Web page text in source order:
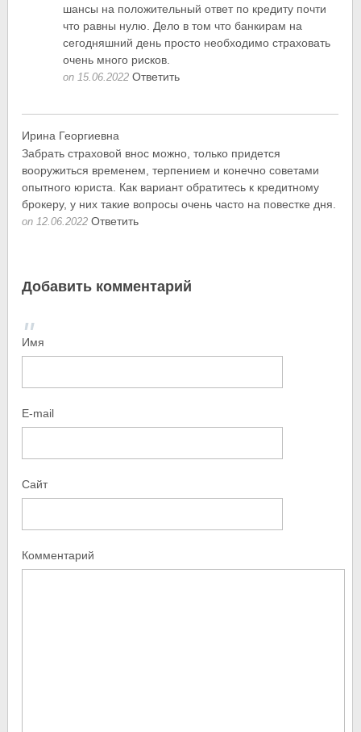
шансы на положительный ответ по кредиту почти
что равны нулю. Дело в том что банкирам на
сегодняшний день просто необходимо страховать
очень много рисков.
on 15.06.2022 Ответить
Ирина Георгиевна
Забрать страховой внос можно, только придется
вооружиться временем, терпением и конечно советами
опытного юриста. Как вариант обратитесь к кредитному
брокеру, у них такие вопросы очень часто на повестке дня.
on 12.06.2022 Ответить
Добавить комментарий
Имя
E-mail
Сайт
Комментарий